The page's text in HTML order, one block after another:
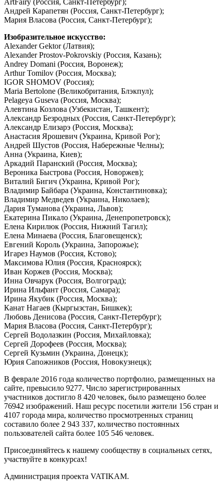
ArtFairy (Россия, Санкт-Петербург);
Андрей Карапетян (Россия, Санкт-Петербург);
Мария Власова (Россия, Санкт-Петербург);
Изобразительное искусство:
Alexander Gektor (Латвия);
Alexander Prostov-Pokrovskiy (Россия, Казань);
Andrey Domani (Россия, Воронеж);
Arthur Tomilov (Россия, Москва);
IGOR SHOMOV (Россия);
Maria Bertolone (Великобритания, Блэкпул);
Pelageya Guseva (Россия, Москва);
Алевтина Козлова (Узбекистан, Ташкент);
Александр Безродных (Россия, Санкт-Петербург);
Александр Елизарэ (Россия, Москва);
Анастасия Ярошевич (Украина, Кривой Рог);
Андрей Шустов (Россия, Набережные Челны);
Анна (Украина, Киев);
Аркадий Паранский (Россия, Москва);
Вероника Быстрова (Россия, Новоржев);
Виталий Бигич (Украина, Кривой Рог);
Владимир Байбара (Украина, Константиновка);
Владимир Медведев (Украина, Николаев);
Дария Туманова (Украина, Львов);
Екатерина Пикало (Украина, Денепропетровск);
Елена Кирилюк (Россия, Нижний Тагил);
Елена Минаева (Россия, Благовещенск);
Евгений Король (Украина, Запорожье);
Игарез Наумов (Россия, Кстово);
Максимова Юлия (Россия, Красноярск);
Иван Коржев (Россия, Москва);
Инна Овчарук (Россия, Волгоград);
Ирина Ильфант (Россия, Самара);
Ирина Якубик (Россия, Москва);
Канат Нагаев (Кыргызстан, Бишкек);
Любовь Денисова (Россия, Санкт-Петербург);
Мария Власова (Россия, Санкт-Петербург);
Сергей Водолазкин (Россия, Михайловка);
Сергей Дорофеев (Россия, Москва);
Сергей Кузьмин (Украина, Донецк);
Юрия Сапожников (Россия, Новокузнецк);
В феврале 2016 года количество портфолио, размещенных на
сайте, превысило 9277. Число зарегистрированных
участников достигло 8 420 человек, было размещено более
76942 изображений. Наш ресурс посетили жители 156 стран и
4107 города мира, количество просмотренных страниц
составило более 2 943 337, количество постоянных
пользователей сайта более 105 546 человек.
Присоединяйтесь к нашему сообществу в социальных сетях,
участвуйте в конкурсах!
Администрация проекта VATIKAM.